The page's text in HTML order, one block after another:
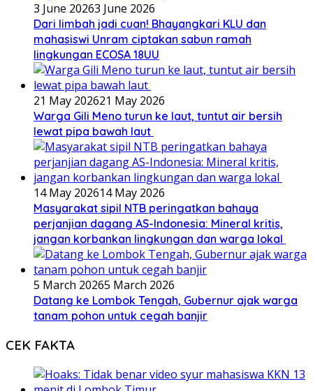
3 June 20263 June 2026
Dari limbah jadi cuan! Bhayangkari KLU dan
mahasiswi Unram ciptakan sabun ramah
lingkungan ECOSA 18UU
21 May 202621 May 2026
Warga Gili Meno turun ke laut, tuntut air bersih
lewat pipa bawah laut
14 May 202614 May 2026
Masyarakat sipil NTB peringatkan bahaya
perjanjian dagang AS-Indonesia: Mineral kritis,
jangan korbankan lingkungan dan warga lokal
5 March 20265 March 2026
Datang ke Lombok Tengah, Gubernur ajak warga
tanam pohon untuk cegah banjir
CEK FAKTA